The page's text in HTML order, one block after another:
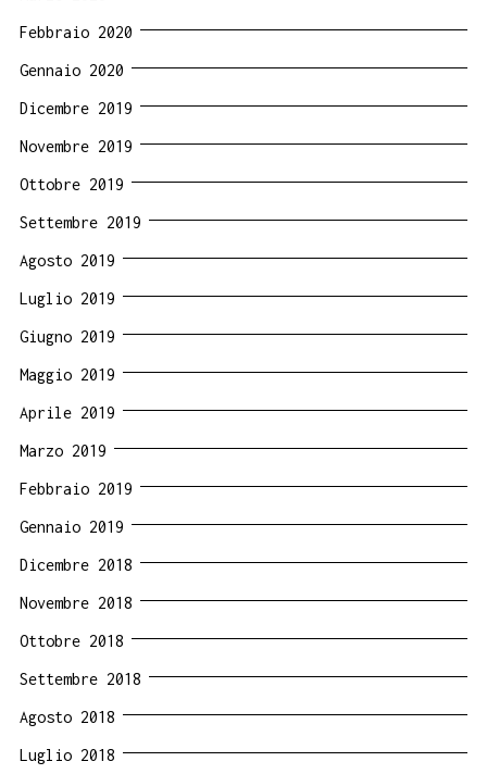
Febbraio 2020
Gennaio 2020
Dicembre 2019
Novembre 2019
Ottobre 2019
Settembre 2019
Agosto 2019
Luglio 2019
Giugno 2019
Maggio 2019
Aprile 2019
Marzo 2019
Febbraio 2019
Gennaio 2019
Dicembre 2018
Novembre 2018
Ottobre 2018
Settembre 2018
Agosto 2018
Luglio 2018